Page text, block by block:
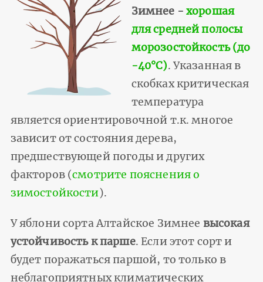
Зимнее -хорошая
для средней полосы
морозостойкость (до
-40°С). Указанная в
скобках критическая
температура
является ориентировочной т.к. многое
зависит от состояния дерева,
предшествующей погоды и других
факторов (смотрите пояснения о
зимостойкости).
У яблони сорта Алтайское Зимнее высокая
устойчивость к парше. Если этот сорт и
будет поражаться паршой, то только в
неблагоприятных климатических